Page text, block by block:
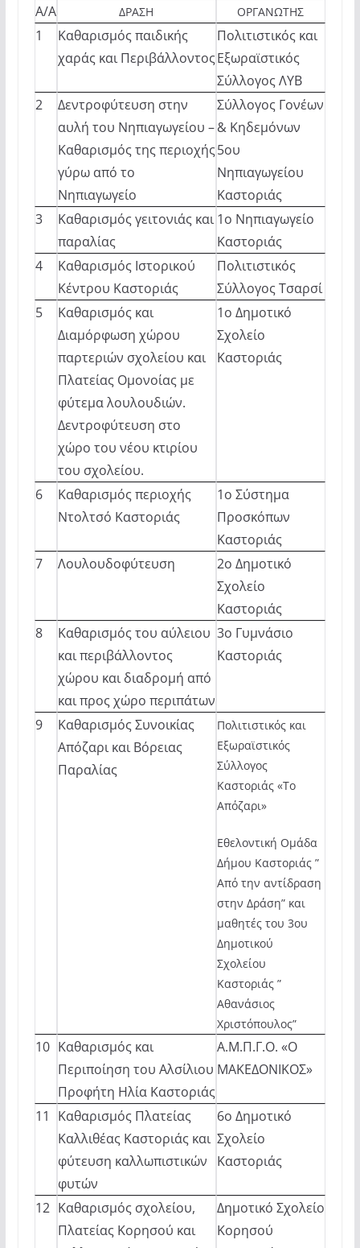
A/A ΔΡΑΣΗ ΟΡΓΑΝΩΤΗΣ
1
Καθαρισμός παιδικής
χαράς και Περιβάλλοντος
Πολιτιστικός και
Εξωραϊστικός
Σύλλογος ΛΥΒ
2
Δεντροφύτευση στην
αυλή του Νηπιαγωγείου –
Καθαρισμός της περιοχής
γύρω από το
Νηπιαγωγείο
Σύλλογος Γονέων
& Κηδεμόνων
5ου
Νηπιαγωγείου
Καστοριάς
3
Καθαρισμός γειτονιάς και
παραλίας
1ο Νηπιαγωγείο
Καστοριάς
4
Καθαρισμός Ιστορικού
Κέντρου Καστοριάς
Πολιτιστικός
Σύλλογος Τσαρσί
5
Καθαρισμός και
Διαμόρφωση χώρου
παρτεριών σχολείου και
Πλατείας Ομονοίας με
φύτεμα λουλουδιών.
Δεντροφύτευση στο
χώρο του νέου κτιρίου
του σχολείου.
1ο Δημοτικό
Σχολείο
Καστοριάς
6
Καθαρισμός περιοχής
Ντολτσό Καστοριάς
1ο Σύστημα
Προσκόπων
Καστοριάς
7
Λουλουδοφύτευση
2ο Δημοτικό
Σχολείο
Καστοριάς
8
Καθαρισμός του αύλειου
και περιβάλλοντος
χώρου και διαδρομή από
και προς χώρο περιπάτων
3ο Γυμνάσιο
Καστοριάς
9
Καθαρισμός Συνοικίας
Απόζαρι και Βόρειας
Παραλίας
Πολιτιστικός και
Εξωραϊστικός
Σύλλογος
Καστοριάς «Το
Απόζαρι»
Εθελοντική Ομάδα
Δήμου Καστοριάς ”
Από την αντίδραση
στην Δράση” και
μαθητές του 3ου
Δημοτικού
Σχολείου
Καστοριάς ”
Αθανάσιος
Χριστόπουλος”
10 Καθαρισμός και
Περιποίηση του Αλσίλιου
Προφήτη Ηλία Καστοριάς
Α.Μ.Π.Γ.Ο. «Ο
ΜΑΚΕΔΟΝΙΚΟΣ»
11
Καθαρισμός Πλατείας
Καλλιθέας Καστοριάς και
φύτευση καλλωπιστικών
φυτών
6ο Δημοτικό
Σχολείο
Καστοριάς
12 Καθαρισμός σχολείου,
Πλατείας Κορησού και
Δημοτικό Σχολείο
Κορησού